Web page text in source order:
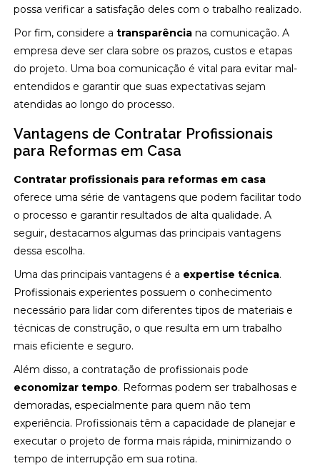
possa verificar a satisfação deles com o trabalho realizado.
Por fim, considere atransparência na comunicação. A
empresa deve ser clara sobre os prazos, custos e etapas
do projeto. Uma boa comunicação é vital para evitar mal-
entendidos e garantir que suas expectativas sejam
atendidas ao longo do processo.
Vantagens de Contratar Profissionais
para Reformas em Casa
Contratar profissionais para reformas em casa
oferece uma série de vantagens que podem facilitar todo
o processo e garantir resultados de alta qualidade. A
seguir, destacamos algumas das principais vantagens
dessa escolha.
Uma das principais vantagens é a expertise técnica.
Profissionais experientes possuem o conhecimento
necessário para lidar com diferentes tipos de materiais e
técnicas de construção, o que resulta em um trabalho
mais eficiente e seguro.
Além disso, a contratação de profissionais pode
economizar tempo. Reformas podem ser trabalhosas e
demoradas, especialmente para quem não tem
experiência. Profissionais têm a capacidade de planejar e
executar o projeto de forma mais rápida, minimizando o
tempo de interrupção em sua rotina.